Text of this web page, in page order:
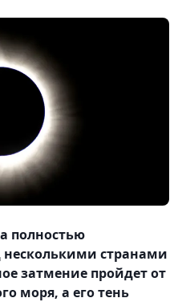
полностью
несколькими странами
затмение пройдет от
моря, а его тень